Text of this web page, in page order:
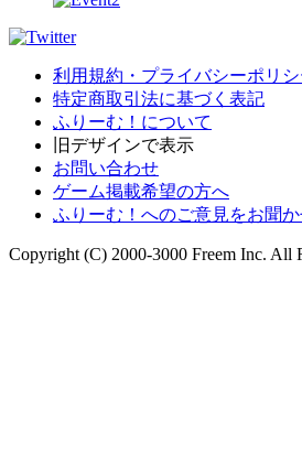
利用規約・プライバシーポリシ
特定商取引法に基づく表記
ふりーむ！について
旧デザインで表示
お問い合わせ
ゲーム掲載希望の方へ
ふりーむ！へのご意見をお聞
Copyright (C) 2000-3000 Freem Inc. All